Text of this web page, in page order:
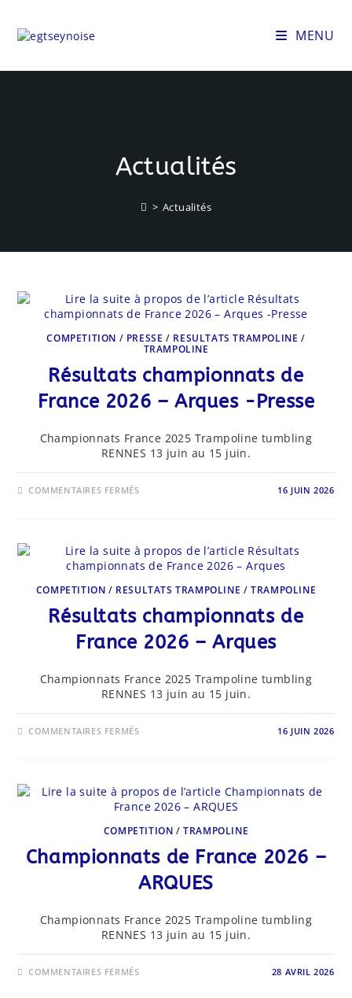
content
MENU
Actualités
> Actualités
COMPETITION / PRESSE / RESULTATS TRAMPOLINE /
TRAMPOLINE
Résultats championnats de
France 2026 – Arques -Presse
Championnats France 2025 Trampoline tumbling
RENNES 13 juin au 15 juin.
COMMENTAIRES FERMÉSSUR
–
ARQUES
-
16 JUIN 2026
COMPETITION / RESULTATS TRAMPOLINE /TRAMPOLINE
Résultats championnats de
France 2026 – Arques
Championnats France 2025 Trampoline tumbling
RENNES 13 juin au 15 juin.
COMMENTAIRES FERMÉSSUR
–
ARQUES
16 JUIN 2026
COMPETITION /TRAMPOLINE
Championnats de France 2026 –
ARQUES
Championnats France 2025 Trampoline tumbling
RENNES 13 juin au 15 juin.
COMMENTAIRES FERMÉSSUR 28 AVRIL 2026